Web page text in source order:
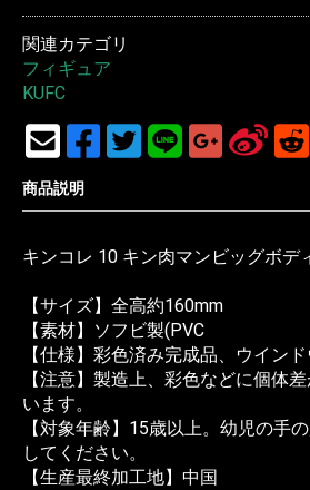
関連カテゴリ
フィギュア
KUFC
商品説明
キンコレ 10 キン肉マンビッグボデ
【サイズ】全高約160mm
【素材】ソフビ製(PVC
【仕様】彩色済み完成品、ウイン
【注意】製造上、彩色などに個体
います。
【対象年齢】15歳以上。幼児の手
してください。
【生産最終加工地】中国